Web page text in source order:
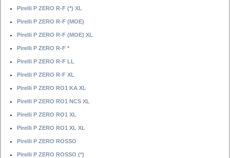
Pirelli P ZERO R-F (*) XL
Pirelli P ZERO R-F (MOE)
Pirelli P ZERO R-F (MOE) XL
Pirelli P ZERO R-F *
Pirelli P ZERO R-F LL
Pirelli P ZERO R-F XL
Pirelli P ZERO RO1 KA XL
Pirelli P ZERO RO1 NCS XL
Pirelli P ZERO RO1 XL
Pirelli P ZERO RO1 XL XL
Pirelli P ZERO ROSSO
Pirelli P ZERO ROSSO (*)